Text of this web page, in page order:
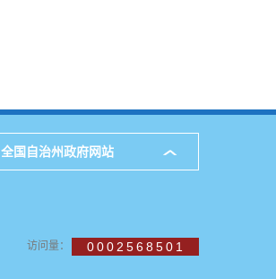
全国自治州政府网站
访问量： 0002568501